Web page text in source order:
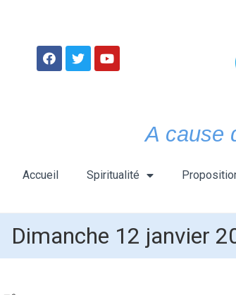
A cause
Accueil Spiritualité
Dimanche 12 janvier